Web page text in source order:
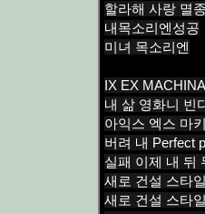
할라해 사랑 멸종
내목소리엔성공
미녀 목소리엔
IX EX
내 삶 영화니 빈
아익스 엑스 마
버려 내 Perfect
실패 이제 내 뒤
새로 건설 스타
새로 건설 스타